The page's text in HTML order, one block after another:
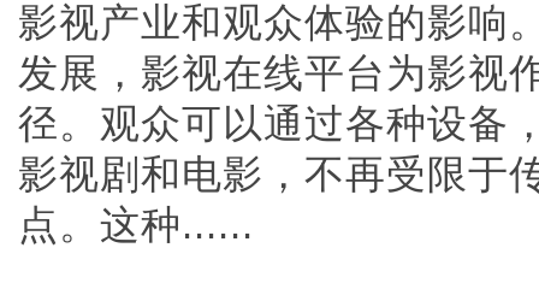
影视产业和观众体验的影响
发展，影视在线平台为影视
径。观众可以通过各种设备
影视剧和电影，不再受限于
点。这种......